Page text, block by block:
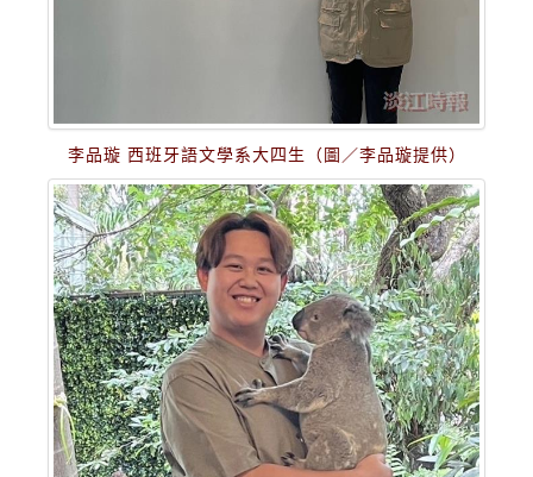
李品璇 西班牙語文學系大四生（圖／李品璇提供）